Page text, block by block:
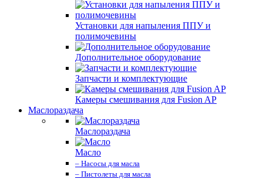
Установки для напыления ППУ и
полимочевины
Дополнительное оборудование
Запчасти и комплектующие
Камеры смешивания для Fusion AP
Маслораздача
Маслораздача
Масло
– Насосы для масла
– Пистолеты для масла